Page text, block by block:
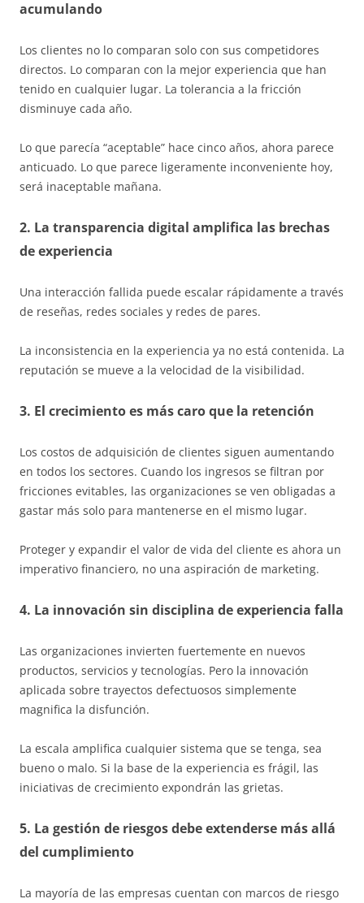
acumulando
Los clientes no lo comparan solo con sus competidores
directos. Lo comparan con la mejor experiencia que han
tenido en cualquier lugar. La tolerancia a la fricción
disminuye cada año.
Lo que parecía “aceptable” hace cinco años, ahora parece
anticuado. Lo que parece ligeramente inconveniente hoy,
será inaceptable mañana.
2. La transparencia digital amplifica las brechas
de experiencia
Una interacción fallida puede escalar rápidamente a través
de reseñas, redes sociales y redes de pares.
La inconsistencia en la experiencia ya no está contenida. La
reputación se mueve a la velocidad de la visibilidad.
3. El crecimiento es más caro que la retención
Los costos de adquisición de clientes siguen aumentando
en todos los sectores. Cuando los ingresos se filtran por
fricciones evitables, las organizaciones se ven obligadas a
gastar más solo para mantenerse en el mismo lugar.
Proteger y expandir el valor de vida del cliente es ahora un
imperativo financiero, no una aspiración de marketing.
4. La innovación sin disciplina de experiencia falla
Las organizaciones invierten fuertemente en nuevos
productos, servicios y tecnologías. Pero la innovación
aplicada sobre trayectos defectuosos simplemente
magnifica la disfunción.
La escala amplifica cualquier sistema que se tenga, sea
bueno o malo. Si la base de la experiencia es frágil, las
iniciativas de crecimiento expondrán las grietas.
5. La gestión de riesgos debe extenderse más allá
del cumplimiento
La mayoría de las empresas cuentan con marcos de riesgo